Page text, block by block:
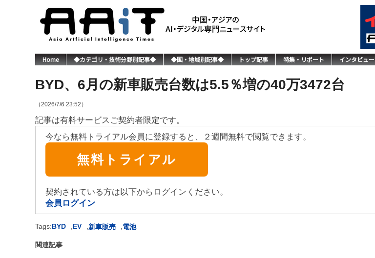
Home ◆カテゴリ・技術分野別記事◆ ◆国・地域別記事◆ トップ記事 特集・リポート インタビュー
BYD、6月の新車販売台数は5.5％増の40万3472台
（2026/7/6 23:52）
記事は有料サービスご契約者限定です。
今なら無料トライアル会員に登録すると、２週間無料で閲覧できます。
無料トライアル
契約されている方は以下からログインください。
会員ログイン
Tags:BYD EV 新車販売 電池
関連記事